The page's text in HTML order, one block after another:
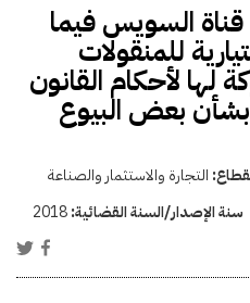
السويس فيما
للمنقولات
لها لأحكام القانون
لسنة 1957 بشأن بعض البيوع
التجارة والاستثمار والصناعة
سنة الإصدار/السنة القضائية:2018